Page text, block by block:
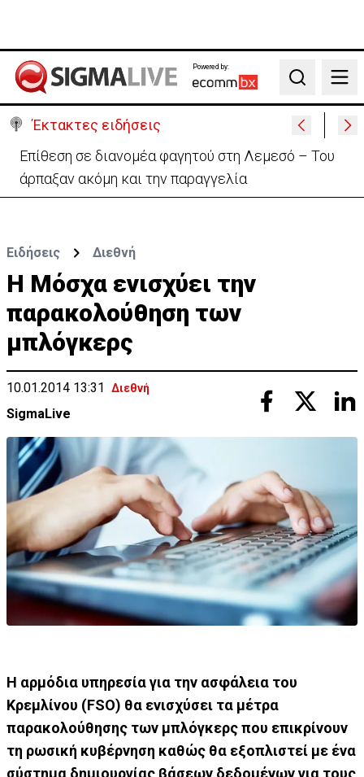
Powered by:
Search
Έκτακτες ειδήσεις
Ιταλία-Ισπανία: Στα άκρα η διπλωματική κόντρα για
το Σένγκεν
Ειδήσεις Διεθνή
Η Μόσχα ενισχύει την
παρακολούθηση των
μπλόγκερς
10.01.2014 13:31 Διεθνή
SigmaLive
H αρμόδια υπηρεσία για την ασφάλεια του
Κρεμλίνου (FSO) θα ενισχύσει τα μέτρα
παρακολούθησης των μπλόγκερς που επικρίνουν
τη ρωσική κυβέρνηση καθώς θα εξοπλιστεί με ένα
σύστημα δημιουργίας βάσεων δεδομένων για τους